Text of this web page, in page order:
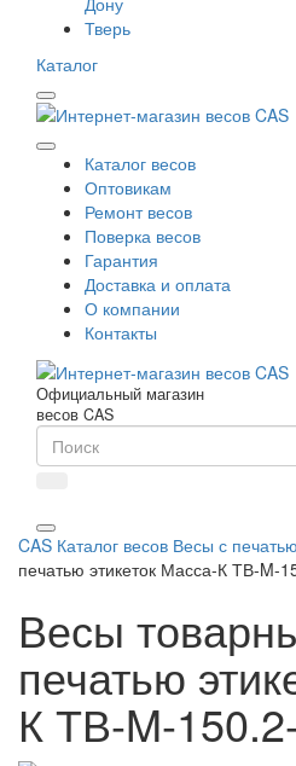
Тверь
Каталог
Каталог весов
Оптовикам
Ремонт весов
Поверка весов
Гарантия
Доставка и оплата
О компании
Контакты
Официальный магазин
весов CAS
CAS Каталог весов Весы с
печатью этикеток Масса-К ТВ-M-
Весы
печатью
К ТВ-M-